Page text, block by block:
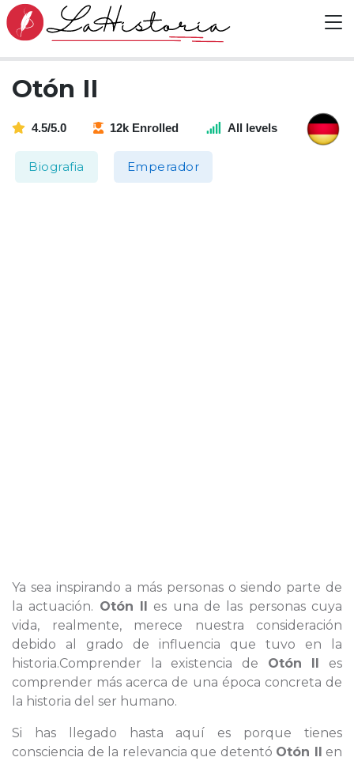
Otón II
4.5/5.0 12k Enrolled All levels
Biografia Emperador
Ya sea inspirando a más personas o siendo parte de
la actuación. Otón II es una de las personas cuya
vida, realmente, merece nuestra consideración
debido al grado de influencia que tuvo en la
historia.Comprender la existencia de Otón II es
comprender más acerca de una época concreta de
la historia del ser humano.
Si has llegado hasta aquí es porque tienes
consciencia de la relevancia que detentó Otón II en